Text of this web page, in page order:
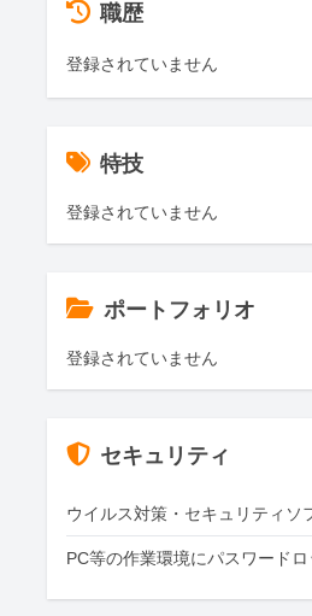
職歴
登録されていません
特技
登録されていません
ポートフォリオ
登録されていません
セキュリティ
ウイルス対策・セキュリティソ
PC等の作業環境にパスワード